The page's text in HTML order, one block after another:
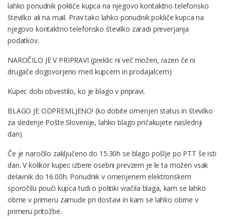
lahko ponudnik pokliče kupca na njegovo kontaktno telefonsko
številko ali na mail. Prav tako lahko ponudnik pokliče kupca na
njegovo kontaktno telefonsko številko zaradi preverjanja
podatkov.
NAROČILO JE V PRIPRAVI (preklic ni več možen, razen če ni
drugače dogovorjeno med kupcem in prodajalcem)
Kupec dobi obvestilo, ko je blago v pripravi.
BLAGO JE ODPREMLJENO! (ko dobite omenjen status in številko
za sledenje Pošte Slovenije, lahko blago pričakujete naslednji
dan)
Če je naročilo zaključeno do 15.30h se blago pošlje po PTT še isti
dan. V kolikor kupec izbere osebni prevzem je le ta možen vsak
delavnik do 16.00h. Ponudnik v omenjenem elektronskem
sporočilu pouči kupca tudi o politiki vračila blaga, kam se lahko
obrne v primeru zamude pri dostavi in kam se lahko obrne v
primeru pritožbe.